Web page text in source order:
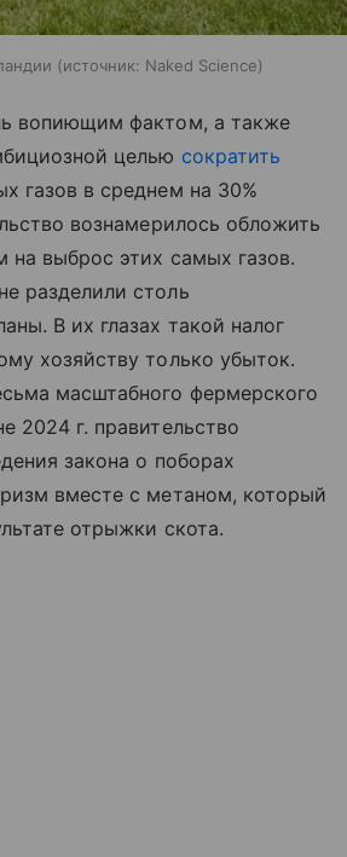
источник: Naked Science
вопиющим фактом, а также
целью сократить
газов в среднем на 30%
вознамерилось обложить
на выброс этих самых газов.
разделили столь
В их глазах такой налог
хозяйству только убыток.
масштабного фермерского
2024 г. правительство
закона о поборах
вместе с метаном, который
отрыжки скота.